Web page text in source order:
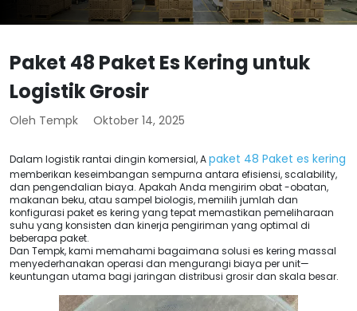
Paket 48 Paket Es Kering untuk
Logistik Grosir
Oleh Tempk Oktober 14, 2025
Dalam logistik rantai dingin komersial, Apaket 48 Paket es kering
memberikan keseimbangan sempurna antara efisiensi,scalability,
dan pengendalian biaya. Apakah Anda mengirim obat -obatan,
makanan beku, atau sampel biologis, memilih jumlah dan
konfigurasi paket es kering yang tepat memastikan pemeliharaan
suhu yang konsisten dan kinerja pengiriman yang optimal di
beberapa paket.
Dan Tempk, kami memahami bagaimana solusi es kering massal
menyederhanakan operasi dan mengurangi biaya per unit—
keuntungan utama bagi jaringan distribusi grosir dan skala besar.